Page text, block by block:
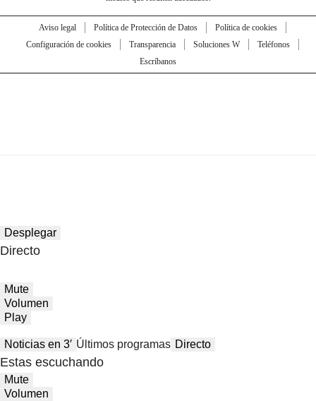
Aviso legal Política de Protección de Datos
Política de cookies
Configuración de cookies
Transparencia Soluciones W
Teléfonos
Escríbanos
Desplegar
Directo
Mute
Volumen
Play
Noticias en 3′ Últimos programas Directo
Estas escuchando
Mute
Volumen